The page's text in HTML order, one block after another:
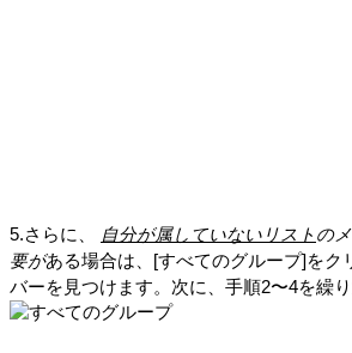
5.さらに、 自分が属していないリスト の
要がある場合は、[すべてのグループ]をク
バーを見つけます。次に、手順2〜4を繰り